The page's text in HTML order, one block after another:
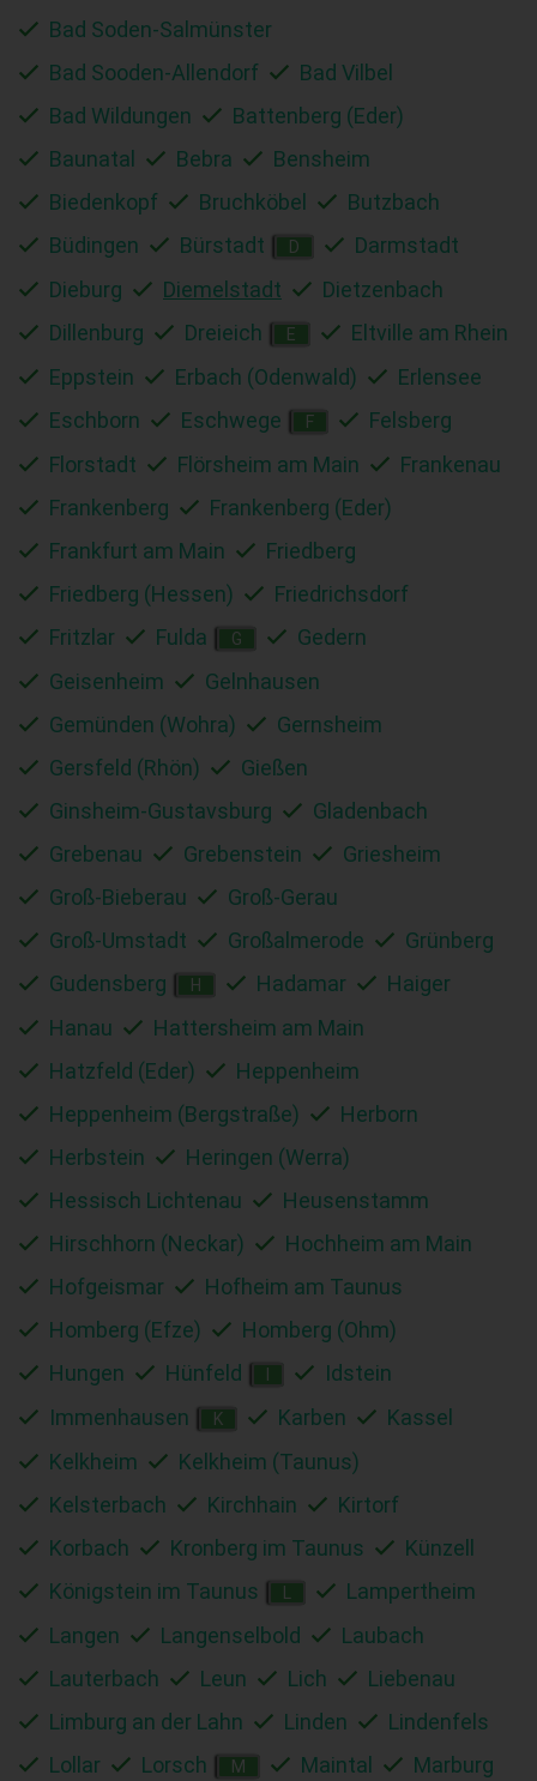
Bad Soden-Salmünster
Bad Sooden-Allendorf
Bad Vilbel
Bad Wildungen
Battenberg (Eder)
Baunatal
Bebra
Bensheim
Biedenkopf
Bruchköbel
Butzbach
Büdingen
Bürstadt D
Darmstadt
Dieburg
Diemelstadt
Dietzenbach
Dillenburg
Dreieich E
Eltville am Rhein
Eppstein
Erbach (Odenwald)
Erlensee
Eschborn
Eschwege F
Felsberg
Florstadt
Flörsheim am Main
Frankenau
Frankenberg
Frankenberg (Eder)
Frankfurt am Main
Friedberg
Friedberg (Hessen)
Friedrichsdorf
Fritzlar
Fulda G
Gedern
Geisenheim
Gelnhausen
Gemünden (Wohra)
Gernsheim
Gersfeld (Rhön)
Gießen
Ginsheim-Gustavsburg
Gladenbach
Grebenau
Grebenstein
Griesheim
Groß-Bieberau
Groß-Gerau
Groß-Umstadt
Großalmerode
Grünberg
Gudensberg
H Hadamar
Haiger
Hanau
Hattersheim am Main
Hatzfeld (Eder)
Heppenheim
Heppenheim (Bergstraße)
Herborn
Herbstein
Heringen (Werra)
Hessisch Lichtenau
Heusenstamm
Hirschhorn (Neckar)
Hochheim am Main
Hofgeismar
Hofheim am Taunus
Homberg (Efze)
Homberg (Ohm)
Hungen
Hünfeld
Idstein
Immenhausen
K Karben
Kassel
Kelkheim
Kelkheim (Taunus)
Kelsterbach
Kirchhain
Kirtorf
Korbach
Kronberg im Taunus
Künzell
Königstein im Taunus
Lampertheim
Langen
Langenselbold
Laubach
Lauterbach
Leun Lich
Liebenau
Limburg an der Lahn
Linden
Lindenfels
Lollar
Lorsch M Maintal Marburg